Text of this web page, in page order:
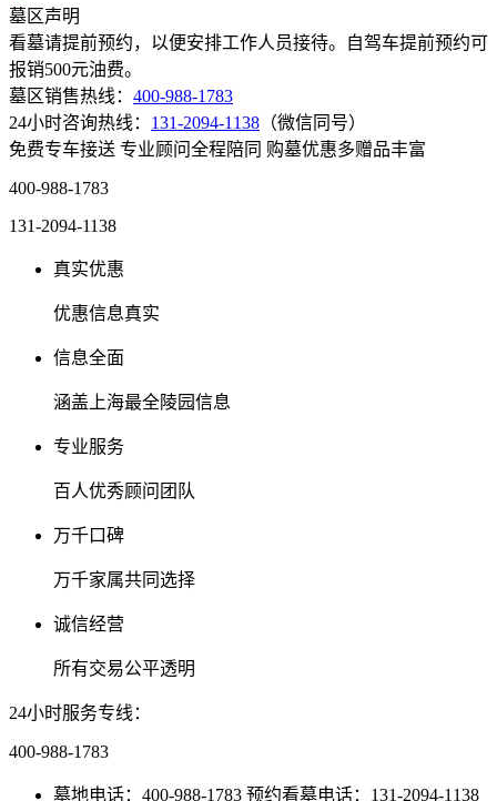
墓区声明
看墓请提前预约，以便安排工作人员接待。自驾车提前预约可
报销500元油费。
墓区销售热线： 400-988-1783
24小时咨询热线： 131-2094-1138 （微信同号）
免费专车接送 专业顾问全程陪同 购墓优惠多赠品丰富
400-988-1783
131-2094-1138
真实优惠
优惠信息真实
信息全面
涵盖上海最全陵园信息
专业服务
百人优秀顾问团队
万千口碑
万千家属共同选择
诚信经营
所有交易公平透明
24小时服务专线：
400-988-1783
墓地电话：400-988-1783 预约看墓电话：131-2094-1138